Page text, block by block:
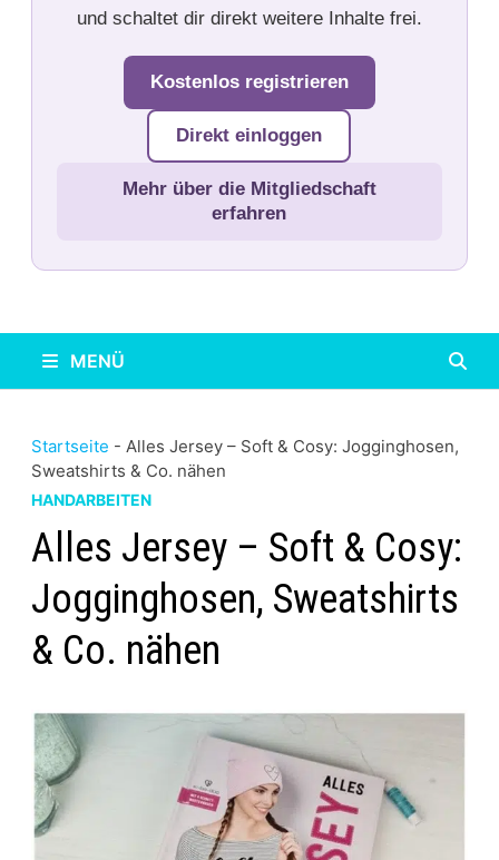
und schaltet dir direkt weitere Inhalte frei.
Kostenlos registrieren
Direkt einloggen
Mehr über die Mitgliedschaft
erfahren
MENÜ
Startseite - Alles Jersey – Soft & Cosy: Jogginghosen,
Sweatshirts & Co. nähen
HANDARBEITEN
Alles Jersey – Soft & Cosy:
Jogginghosen, Sweatshirts
& Co. nähen